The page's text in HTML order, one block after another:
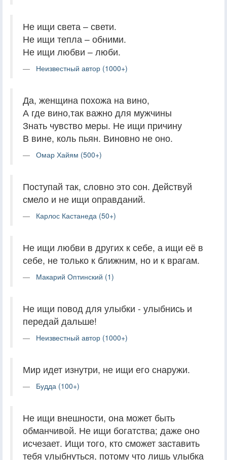
Не ищи света – свети.
Не ищи тепла – обними.
Не ищи любви – люби.
Неизвестный автор (1000+)
Да, женщина похожа на вино,
А где вино,так важно для мужчины
Знать чувство меры. Не ищи причину
В вине, коль пьян. Виновно не оно.
Омар Хайям (500+)
Поступай так, словно это сон. Действуй
смело и не ищи оправданий.
Карлос Кастанеда (50+)
Не ищи любви в других к себе, а ищи её в
себе, не только к ближним, но и к врагам.
Макарий Оптинский (1)
Не ищи повод для улыбки - улыбнись и
передай дальше!
Неизвестный автор (1000+)
Мир идет изнутри, не ищи его снаружи.
Будда (100+)
Не ищи внешности, она может быть
обманчивой. Не ищи богатства; даже оно
исчезает. Ищи того, кто сможет заставить
тебя улыбнуться, потому что лишь улыбка